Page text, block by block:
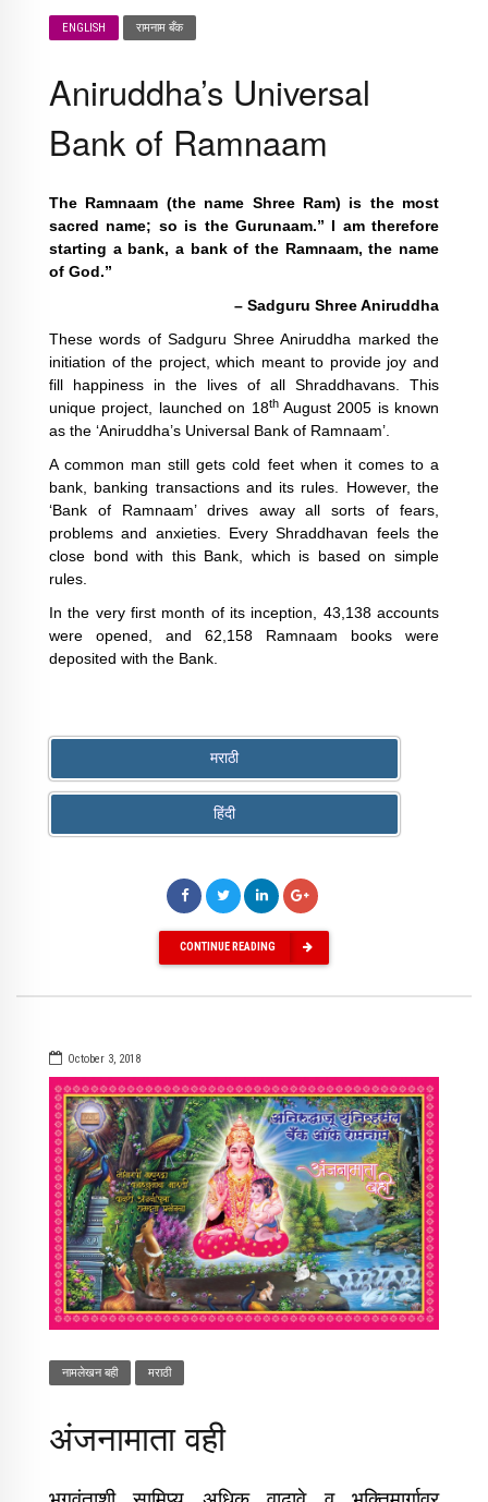
ENGLISH रामनाम बँक
Aniruddha’s Universal
Bank of Ramnaam
The Ramnaam (the name Shree Ram) is the most
sacred name; so is the Gurunaam.” I am therefore
starting a bank, a bank of the Ramnaam, the name
of God.”
– Sadguru Shree Aniruddha
These words of Sadguru Shree Aniruddha marked the
initiation of the project, which meant to provide joy and
fill happiness in the lives of all Shraddhavans. This
unique project, launched on 18thAugust 2005 is known
as the ‘Aniruddha’s Universal Bank of Ramnaam’.
A common man still gets cold feet when it comes to a
bank, banking transactions and its rules. However, the
‘Bank of Ramnaam’ drives away all sorts of fears,
problems and anxieties. Every Shraddhavan feels the
close bond with this Bank, which is based on simple
rules.
In the very first month of its inception, 43,138 accounts
were opened, and 62,158 Ramnaam books were
deposited with the Bank.
मराठी
हिंदी
CONTINUE READING
October 3, 2018
नामलेखन बही मराठी
अंजनामाता वही